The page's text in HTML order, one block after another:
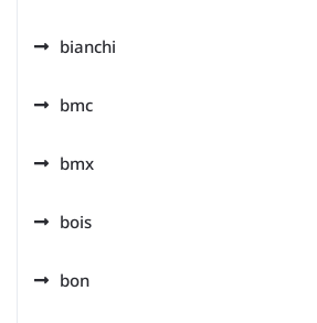
bianchi
bmc
bmx
bois
bon